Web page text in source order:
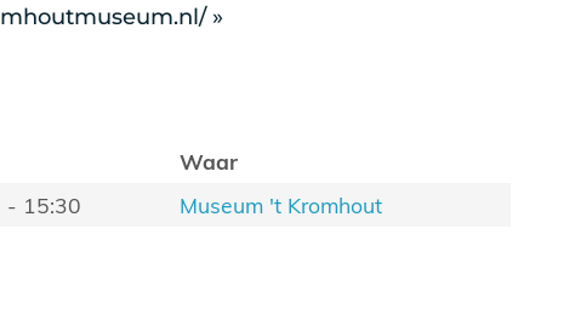
»
Waar
- 15:30 Museum 't Kromhout